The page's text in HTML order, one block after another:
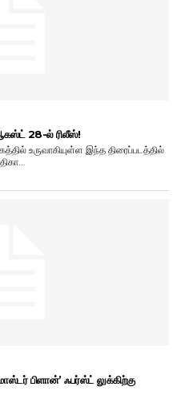
28-ல் ரிலீஸ்!
உருவாகியுள்ள இந்த திரைப்படத்தில்
பிளான்’ ஃபர்ஸ்ட் லுக்கிற்கு